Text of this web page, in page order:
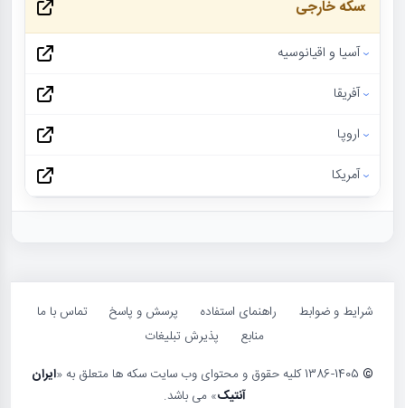
سکه خارجی
آسیا و اقیانوسیه
آفریقا
اروپا
آمریکا
شرایط و ضوابط راهنمای استفاده پرسش و پاسخ
تماس با ما
منابع
پذیرش تبلیغات
©
ایران
آنتیک» می باشد.